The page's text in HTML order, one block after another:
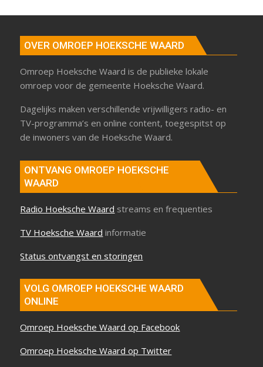
OVER OMROEP HOEKSCHE WAARD
Omroep Hoeksche Waard is de publieke lokale
omroep voor de gemeente Hoeksche Waard.
Dagelijks maken verschillende vrijwilligers radio- en
TV-programma’s en online content, toegespitst op
de inwoners van de Hoeksche Waard.
ONTVANG OMROEP HOEKSCHE
WAARD
Radio Hoeksche Waard streams en frequenties
TV Hoeksche Waard informatie
Status ontvangst en storingen
VOLG OMROEP HOEKSCHE WAARD
ONLINE
Omroep Hoeksche Waard op Facebook
Omroep Hoeksche Waard op Twitter